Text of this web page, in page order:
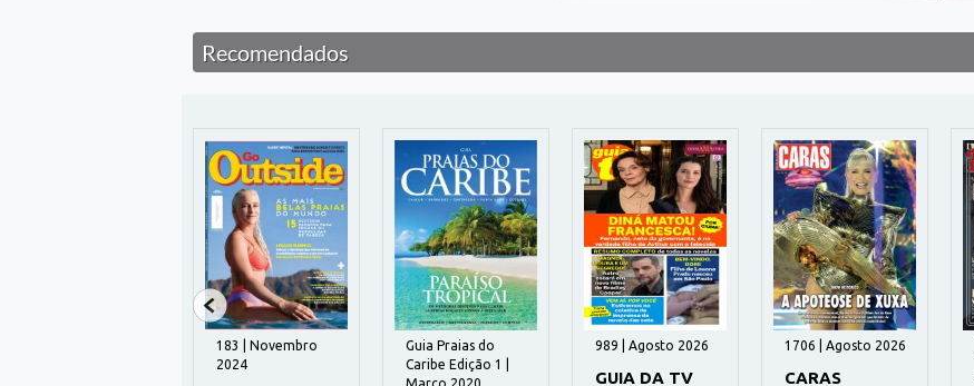
Recomendados
183 | Novembro
2024
Guia Praias do
Caribe Edição 1 |
Março 2020
989 | Agosto 2026
GUIA DA TV
1706 | Agosto 2026
CARAS